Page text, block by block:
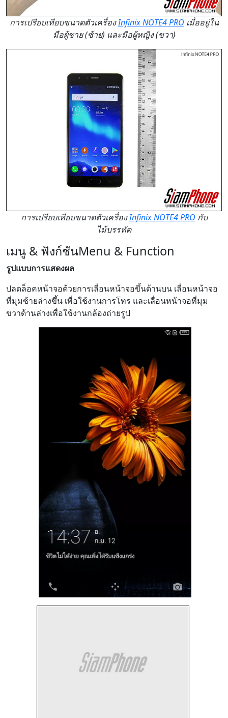
การเปรียบเทียบขนาดตัวเครื่องInfinix NOTE4 PRO เมื่ออยู่ใน
มือผู้ชาย (ซ้าย) และมือผู้หญิง (ขวา)
การเปรียบเทียบขนาดตัวเครื่องInfinix NOTE4 PRO กับ
ไม้บรรทัด
เมนู & ฟังก์ชันMenu & Function
รูปแบบการแสดงผล
ปลดล็อคหน้าจอด้วยการเลื่อนหน้าจอขึ้นด้านบน เลื่อนหน้าจอ
ที่มุมซ้ายล่างขึ้น เพื่อใช้งานการโทร และเลื่อนหน้าจอที่มุม
ขวาด้านล่างเพื่อใช้งานกล้องถ่ายรูป